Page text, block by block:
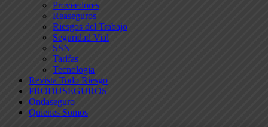
Proveedores
Reaseguros
Riesgos del Trabajo
Seguridad Vial
SSN
Tarifas
Tecnologia
Revista Todo Riesgo
PRODUSEGUROS
Ondaseguro
Quienes Somos